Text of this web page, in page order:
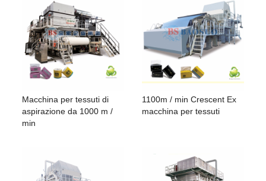
Rotolo singolo / doppio tocco
5 ~ 10 T
Consumo elettrico
280 ~ 350 KW / H
Consumo di vapore
1,8 ~ 2,1 T
Macchina per tessuti di
aspirazione da 1000 m /
min
1100m / min Crescent Ex
macchina per tessuti